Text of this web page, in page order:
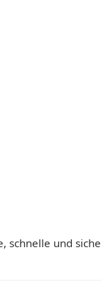
schnelle und